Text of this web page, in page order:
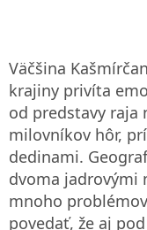
Väčšina
krajiny privíta
od predstavy raja
milovníkov hôr,
dedinami.
dvoma jadrovými
mnoho
povedať, že aj